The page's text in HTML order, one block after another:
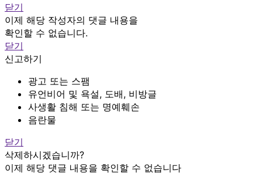
닫기
이제 해당 작성자의 댓글 내용을
확인할 수 없습니다.
닫기
신고하기
광고 또는 스팸
유언비어 및 욕설, 도배, 비방글
사생활 침해 또는 명예훼손
음란물
닫기
삭제하시겠습니까?
이제 해당 댓글 내용을 확인할 수 없습니다